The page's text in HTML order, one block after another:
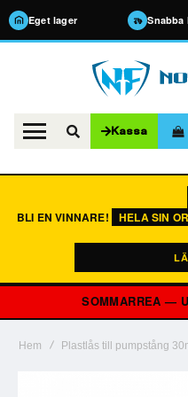
Eget lager Snabba
Kassa
BLI EN VINNARE! HELA SIN
SOMMARREA —
Hem Plastlås till pumpstång